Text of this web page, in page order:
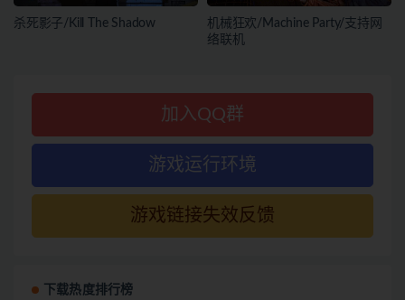
杀死影子/Kill The Shadow
机械狂欢/Machine Party/支持网
络联机
加入QQ群
游戏运行环境
游戏链接失效反馈
下载热度排行榜